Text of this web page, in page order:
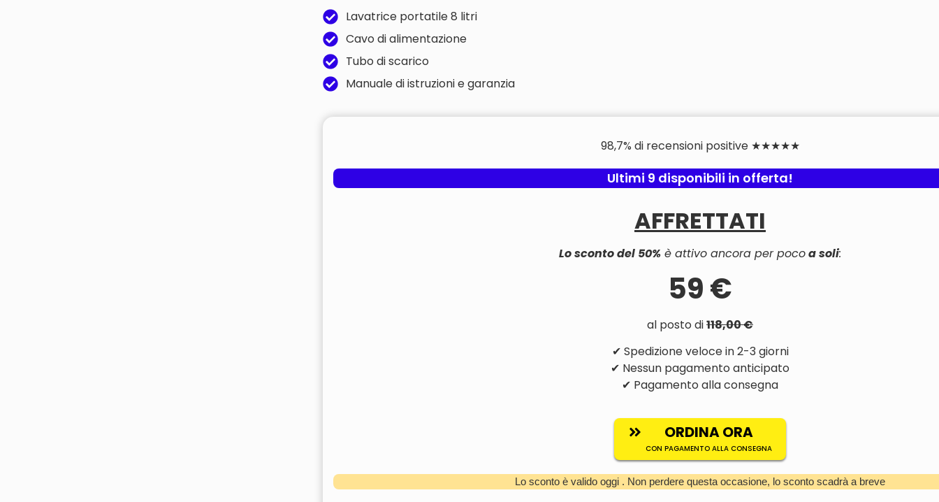
Lavatrice portatile 8 litri
Cavo di alimentazione
Tubo di scarico
Manuale di istruzioni e garanzia
98,7% di recensioni positive ★★★★★
Ultimi 9 disponibili in offerta!
AFFRETTATI
Lo sconto del 50% è attivo ancora per pocoa soli:
59 €
al posto di118,00 €
✔ Spedizione veloce in 2-3 giorni
✔ Nessun pagamento anticipato
✔ Pagamento alla consegna
ORDINA ORA
CON PAGAMENTO ALLA CONSEGNA
Lo sconto è valido oggi . Non perdere questa occasione, lo sconto scadrà a breve